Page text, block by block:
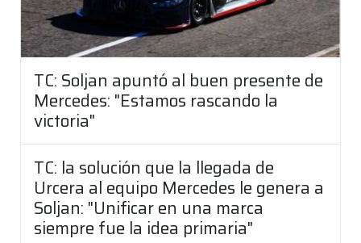
TC: Soljan apuntó al buen presente de
Mercedes: "Estamos rascando la
victoria"
TC: la solución que la llegada de
Urcera al equipo Mercedes le genera a
Soljan: "Unificar en una marca
siempre fue la idea primaria"